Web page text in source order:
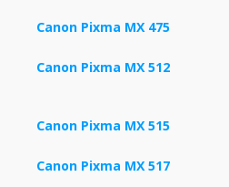
Canon Pixma MX 475
Canon Pixma MX 512
Canon Pixma MX 515
Canon Pixma MX 517